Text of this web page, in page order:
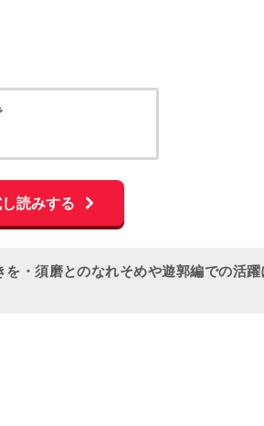
読みする
・須磨とのなれそめや遊郭編での活躍